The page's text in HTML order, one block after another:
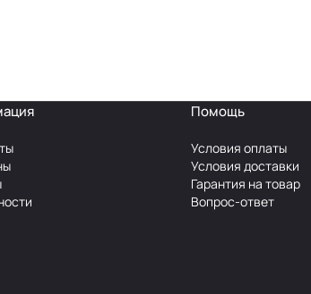
Помощь
Условия оплаты
Условия доставки
Гарантия на товар
Вопрос-ответ